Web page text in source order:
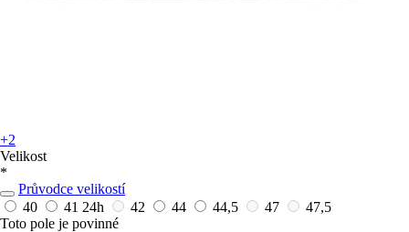
+2
Velikost
*
Průvodce velikostí
40
41 24h 42 44 44,5 47
47,5
Toto pole je povinné